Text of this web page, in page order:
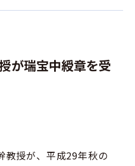
が瑞宝中綬章を受
教授が、平成29年秋の